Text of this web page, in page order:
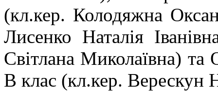
(кл.кер. Колодяжна
Лисенко Наталія
Світлана Миколаївна)
В клас (кл.кер. Верескун